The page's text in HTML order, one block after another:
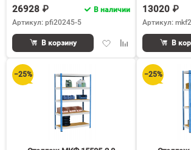
26928 ₽
В наличии
Артикул: pfi20245-5
ДобавитьДобавить
сравнению
В корзину
13020 ₽
Артикул:
В
−25% −25%